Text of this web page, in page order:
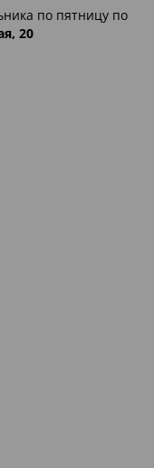
по пятницу по
20